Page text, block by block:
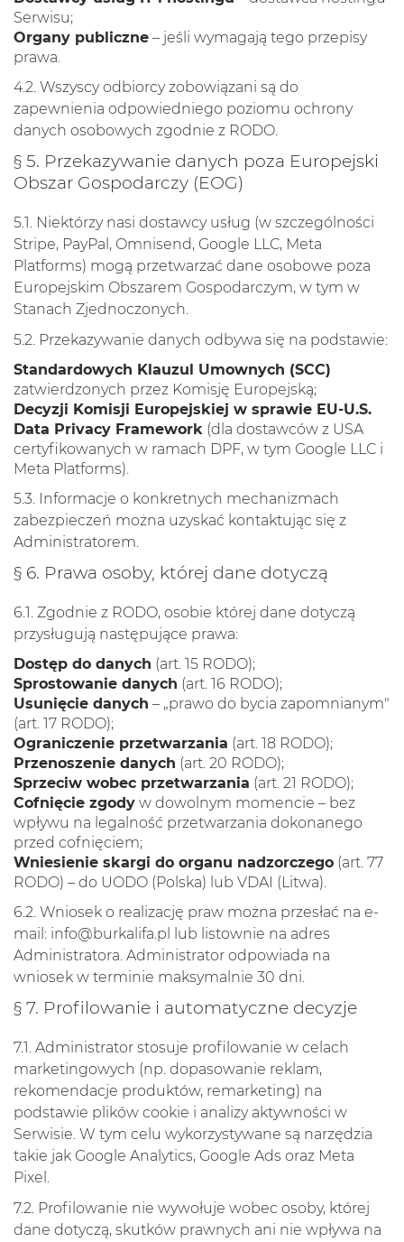
Serwisu;
Organy publiczne – jeśli wymagają tego przepisy
prawa.
4.2. Wszyscy odbiorcy zobowiązani są do
zapewnienia odpowiedniego poziomu ochrony
danych osobowych zgodnie z RODO.
§ 5. Przekazywanie danych poza Europejski
Obszar Gospodarczy (EOG)
5.1. Niektórzy nasi dostawcy usług (w szczególności
Stripe, PayPal, Omnisend, Google LLC, Meta
Platforms) mogą przetwarzać dane osobowe poza
Europejskim Obszarem Gospodarczym, w tym w
Stanach Zjednoczonych.
5.2. Przekazywanie danych odbywa się na podstawie:
Standardowych Klauzul Umownych (SCC)
zatwierdzonych przez Komisję Europejską;
Decyzji Komisji Europejskiej w sprawie EU-U.S.
Data Privacy Framework (dla dostawców z USA
certyfikowanych w ramach DPF, w tym Google LLC i
Meta Platforms).
5.3. Informacje o konkretnych mechanizmach
zabezpieczeń można uzyskać kontaktując się z
Administratorem.
§ 6. Prawa osoby, której dane dotyczą
6.1. Zgodnie z RODO, osobie której dane dotyczą
przysługują następujące prawa:
Dostęp do danych (art. 15 RODO);
Sprostowanie danych (art. 16 RODO);
Usunięcie danych – „prawo do bycia zapomnianym"
(art. 17 RODO);
Ograniczenie przetwarzania (art. 18 RODO);
Przenoszenie danych (art. 20 RODO);
Sprzeciw wobec przetwarzania (art. 21 RODO);
Cofnięcie zgody w dowolnym momencie – bez
wpływu na legalność przetwarzania dokonanego
przed cofnięciem;
Wniesienie skargi do organu nadzorczego (art. 77
RODO) – do UODO (Polska) lub VDAI (Litwa).
6.2. Wniosek o realizację praw można przesłać na e-
mail: info@burkalifa.pl
lub listownie na adres
Administratora. Administrator odpowiada na
wniosek w terminie maksymalnie 30 dni.
§ 7. Profilowanie i automatyczne decyzje
7.1. Administrator stosuje profilowanie w celach
marketingowych (np. dopasowanie reklam,
rekomendacje produktów, remarketing) na
podstawie plików cookie i analizy aktywności w
Serwisie. W tym celu wykorzystywane są narzędzia
takie jak Google Analytics, Google Ads oraz Meta
Pixel.
7.2. Profilowanie nie wywołuje wobec osoby, której
dane dotyczą, skutków prawnych ani nie wpływa na